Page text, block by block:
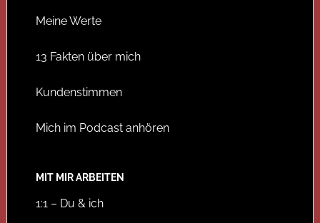
Meine Werte
13 Fakten über mich
Kundenstimmen
Mich im Podcast anhören
MIT MIR ARBEITEN
1:1 – Du & ich